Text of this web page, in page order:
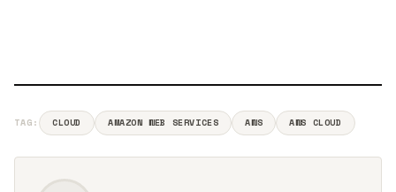
TAG: CLOUD AMAZON WEB SERVICES AWS AWS CLOUD